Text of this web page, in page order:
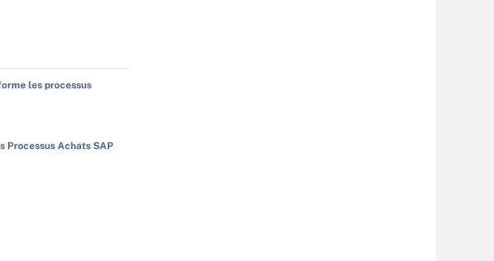
les processus
Processus Achats SAP